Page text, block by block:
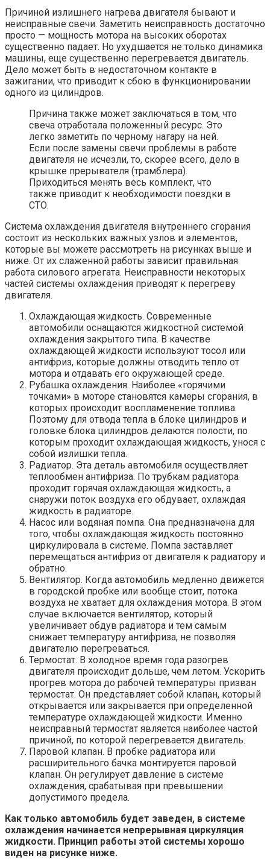
Причиной излишнего нагрева двигателя бывают и
неисправные свечи. Заметить неисправность достаточно
просто — мощность мотора на высоких оборотах
существенно падает. Но ухудшается не только динамика
машины, еще существенно перегревается двигатель.
Дело может быть в недостаточном контакте в
зажигании, что приводит к сбою в функционировании
одного из цилиндров.
Причина также может заключаться в том, что
свеча отработала положенный ресурс. Это
легко заметить по черному нагару на ней.
Если после замены свечи проблемы в работе
двигателя не исчезли, то, скорее всего, дело в
крышке прерывателя (трамблера).
Приходиться менять весь комплект, что
также приводит к необходимости поездки в
СТО.
Система охлаждения двигателя внутреннего сгорания
состоит из нескольких важных узлов и элементов,
которые вы можете рассмотреть на рисунках выше и
ниже. От их слаженной работы зависит правильная
работа силового агрегата. Неисправности некоторых
частей системы охлаждения приводят к перегреву
двигателя.
Охлаждающая жидкость. Современные
автомобили оснащаются жидкостной системой
охлаждения закрытого типа. В качестве
охлаждающей жидкости используют тосол или
антифриз, которые должны отводить тепло от
мотора и отдавать его окружающей среде.
Рубашка охлаждения. Наиболее «горячими
точками» в моторе становятся камеры сгорания, в
которых происходит воспламенение топлива.
Поэтому для отвода тепла в блоке цилиндров и
головке блока цилиндров делаются полости, по
которым проходит охлаждающая жидкость, унося с
собой излишки тепла.
Радиатор. Эта деталь автомобиля осуществляет
теплообмен антифриза. По трубкам радиатора
проходит горячая охлаждающая жидкость, а
снаружи поток воздуха его обдувает, охлаждая
жидкость в радиаторе.
Насос или водяная помпа. Она предназначена для
того, чтобы охлаждающая жидкость постоянно
циркулировала в системе. Помпа заставляет
перемещаться антифриз от двигателя к радиатору и
обратно.
Вентилятор. Когда автомобиль медленно движется
в городской пробке или вообще стоит, потока
воздуха не хватает для охлаждения мотора. В этом
случае включается вентилятор, который
увеличивает обдув радиатора и тем самым
снижает температуру антифриза, не позволяя
двигателю перегреваться.
Термостат. В холодное время года разогрев
двигателя происходит дольше, чем летом. Ускорить
прогрев мотора до рабочей температуры призван
термостат. Он представляет собой клапан, который
открывается или закрывается при определенной
температуре охлаждающей жидкости. Именно
неисправный термостат является наиболее частой
причиной, по которой перегревается двигатель.
Паровой клапан. В пробке радиатора или
расширительного бачка монтируется паровой
клапан. Он регулирует давление в системе
охлаждения, срабатывая при превышении
допустимого предела.
Как только автомобиль будет заведен, в системе
охлаждения начинается непрерывная циркуляция
жидкости. Принцип работы этой системы хорошо
виден на рисунке ниже.